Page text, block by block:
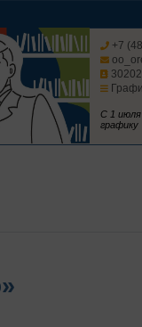
+7
С 1
графику